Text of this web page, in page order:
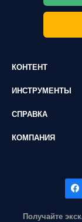
КОНТЕНТ
ИНСТРУМЕНТЫ
СПРАВКА
КОМПАНИЯ
Получайте